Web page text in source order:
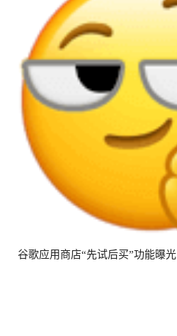
谷歌应用商店“先试后买”功能曝光